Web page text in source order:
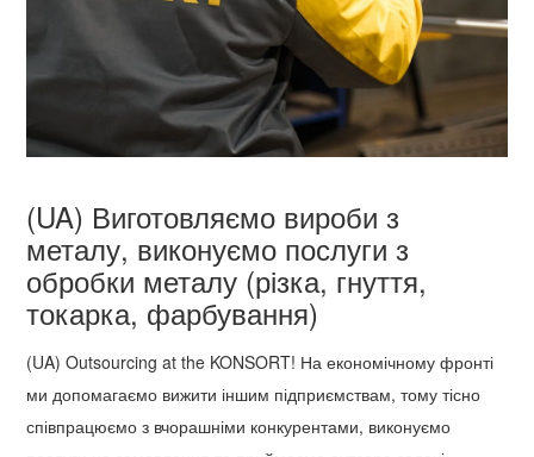
(UA) Виготовляємо вироби з
металу, виконуємо послуги з
обробки металу (різка, гнуття,
токарка, фарбування)
(UA) Outsourcing at the KONSORT! На економічному фронті
ми допомагаємо вижити іншим підприємствам, тому тісно
співпрацюємо з вчорашніми конкурентами, виконуємо